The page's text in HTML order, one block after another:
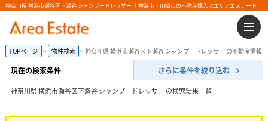
神奈川県 横浜市瀬谷区下瀬谷 シャンプードレッサー ｜横浜市・川崎市の不動産購入はエリアエステート
TOPページ 物件検索 神奈川県 横浜市瀬谷区下瀬谷 シャンプードレッサー の不動産情報
現在の検索条件 さらに条件を絞り込む
神奈川県 横浜市瀬谷区下瀬谷 シャンプードレッサー の検索結果一覧